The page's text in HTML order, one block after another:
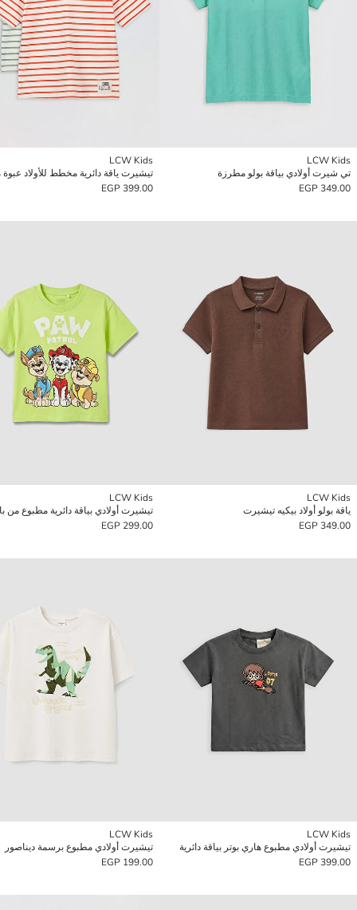
LCW Kids
تي شيرت أولادي بياقة بولو مطرزة
349.00 EGP
LCW Kids
تيشيرت ياقة دائرية مخطط للأولاد عبوة
399.00 EGP
LCW Kids
ياقة بولو أولاد بيكيه تيشيرت
349.00 EGP
LCW Kids
299.00 EGP
LCW Kids
تيشيرت أولادي مطبوع هاري بوتر بياقة دائرية
399.00 EGP
LCW Kids
تيشيرت أولادي مطبوع برسمة ديناصور
199.00 EGP